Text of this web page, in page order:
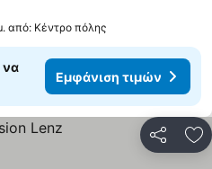
από: Κέντρο πόλης
να
Εμφάνιση τιμών